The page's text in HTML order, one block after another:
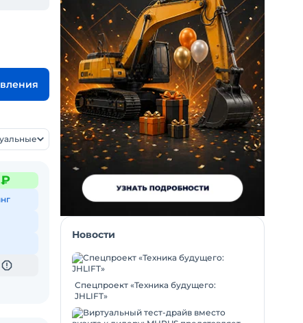
₽
Новости
Спецпроект «Техника будущего:
JHLIFT»